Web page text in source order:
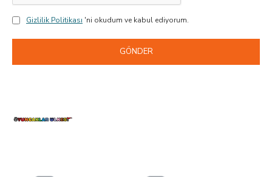
Gizlilik Politikası 'ni okudum ve kabul ediyorum.
GÖNDER